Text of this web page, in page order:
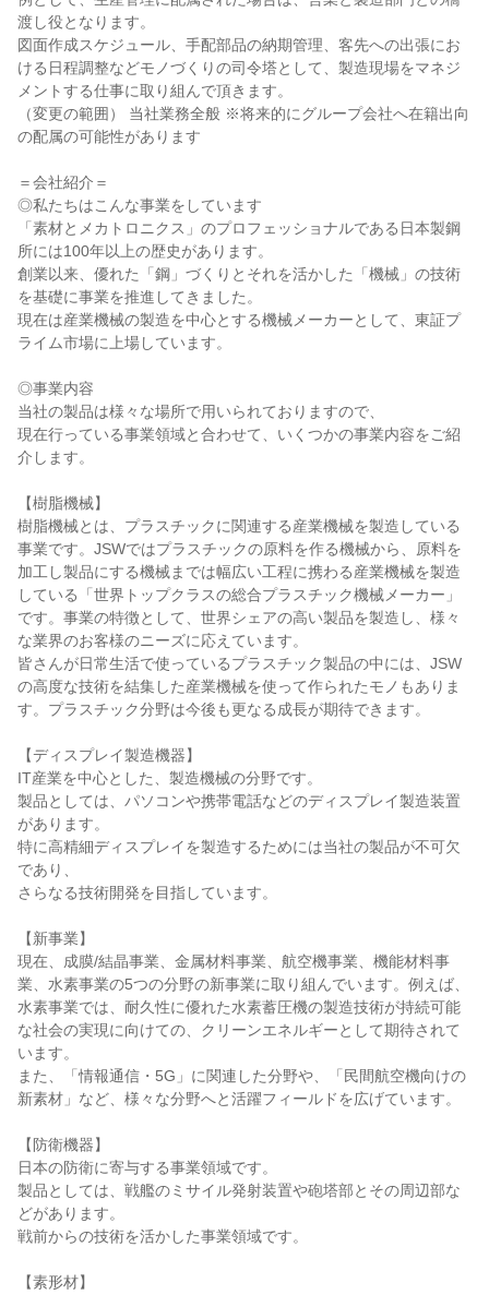
渡し役となります。
図面作成スケジュール、手配部品の納期管理、客先への出張にお
ける日程調整などモノづくりの司令塔として、製造現場をマネジ
メントする仕事に取り組んで頂きます。
（変更の範囲） 当社業務全般 ※将来的にグループ会社へ在籍出向
の配属の可能性があります
＝会社紹介＝
◎私たちはこんな事業をしています
「素材とメカトロニクス」のプロフェッショナルである日本製鋼
所には100年以上の歴史があります。
創業以来、優れた「鋼」づくりとそれを活かした「機械」の技術
を基礎に事業を推進してきました。
現在は産業機械の製造を中心とする機械メーカーとして、東証プ
ライム市場に上場しています。
◎事業内容
当社の製品は様々な場所で用いられておりますので、
現在行っている事業領域と合わせて、いくつかの事業内容をご紹
介します。
【樹脂機械】
樹脂機械とは、プラスチックに関連する産業機械を製造している
事業です。JSWではプラスチックの原料を作る機械から、原料を
加工し製品にする機械までは幅広い工程に携わる産業機械を製造
している「世界トップクラスの総合プラスチック機械メーカー」
です。事業の特徴として、世界シェアの高い製品を製造し、様々
な業界のお客様のニーズに応えています。
皆さんが日常生活で使っているプラスチック製品の中には、JSW
の高度な技術を結集した産業機械を使って作られたモノもありま
す。プラスチック分野は今後も更なる成長が期待できます。
【ディスプレイ製造機器】
IT産業を中心とした、製造機械の分野です。
製品としては、パソコンや携帯電話などのディスプレイ製造装置
があります。
特に高精細ディスプレイを製造するためには当社の製品が不可欠
であり、
さらなる技術開発を目指しています。
【新事業】
現在、成膜/結晶事業、金属材料事業、航空機事業、機能材料事
業、水素事業の5つの分野の新事業に取り組んでいます。例えば、
水素事業では、耐久性に優れた水素蓄圧機の製造技術が持続可能
な社会の実現に向けての、クリーンエネルギーとして期待されて
います。
また、「情報通信・5G」に関連した分野や、「民間航空機向けの
新素材」など、様々な分野へと活躍フィールドを広げています。
【防衛機器】
日本の防衛に寄与する事業領域です。
製品としては、戦艦のミサイル発射装置や砲塔部とその周辺部な
どがあります。
戦前からの技術を活かした事業領域です。
【素形材】